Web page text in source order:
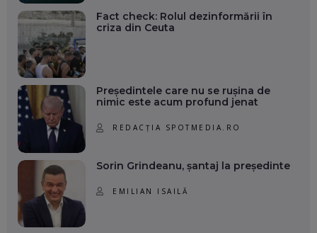
Fact check: Rolul dezinformării în
criza din Ceuta
Președintele care nu se rușina de
nimic este acum profund jenat
REDACȚIA SPOTMEDIA.RO
Sorin Grindeanu, șantaj la președinte
EMILIAN ISAILĂ